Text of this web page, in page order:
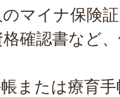
マイナ保険
確認書など
または療育